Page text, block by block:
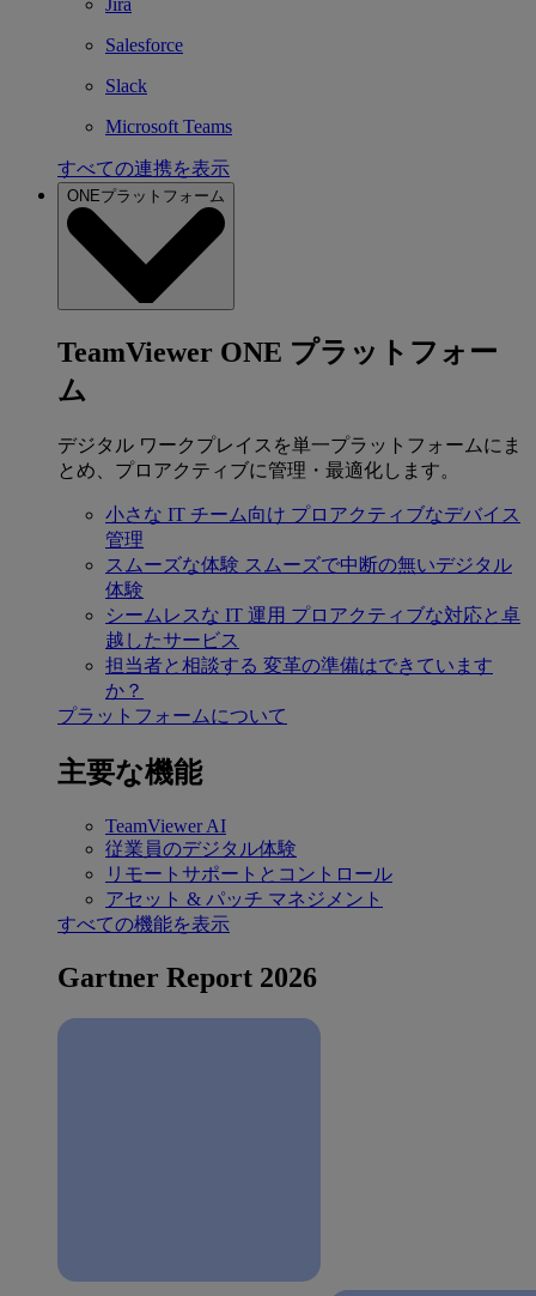
Jira
Salesforce
Slack
Microsoft Teams
すべての連携を表示
ONEプラットフォーム
TeamViewer ONE プラットフォー
ム
デジタル ワークプレイスを単一プラットフォームにま
とめ、プロアクティブに管理・最適化します。
小さな IT チーム向け プロアクティブなデバイス
管理
スムーズな体験 スムーズで中断の無いデジタル
体験
シームレスな IT 運用 プロアクティブな対応と卓
越したサービス
担当者と相談する 変革の準備はできています
か？
プラットフォームについて
主要な機能
TeamViewer AI
従業員のデジタル体験
リモートサポートとコントロール
アセット & パッチ マネジメント
すべての機能を表示
Gartner Report 2026